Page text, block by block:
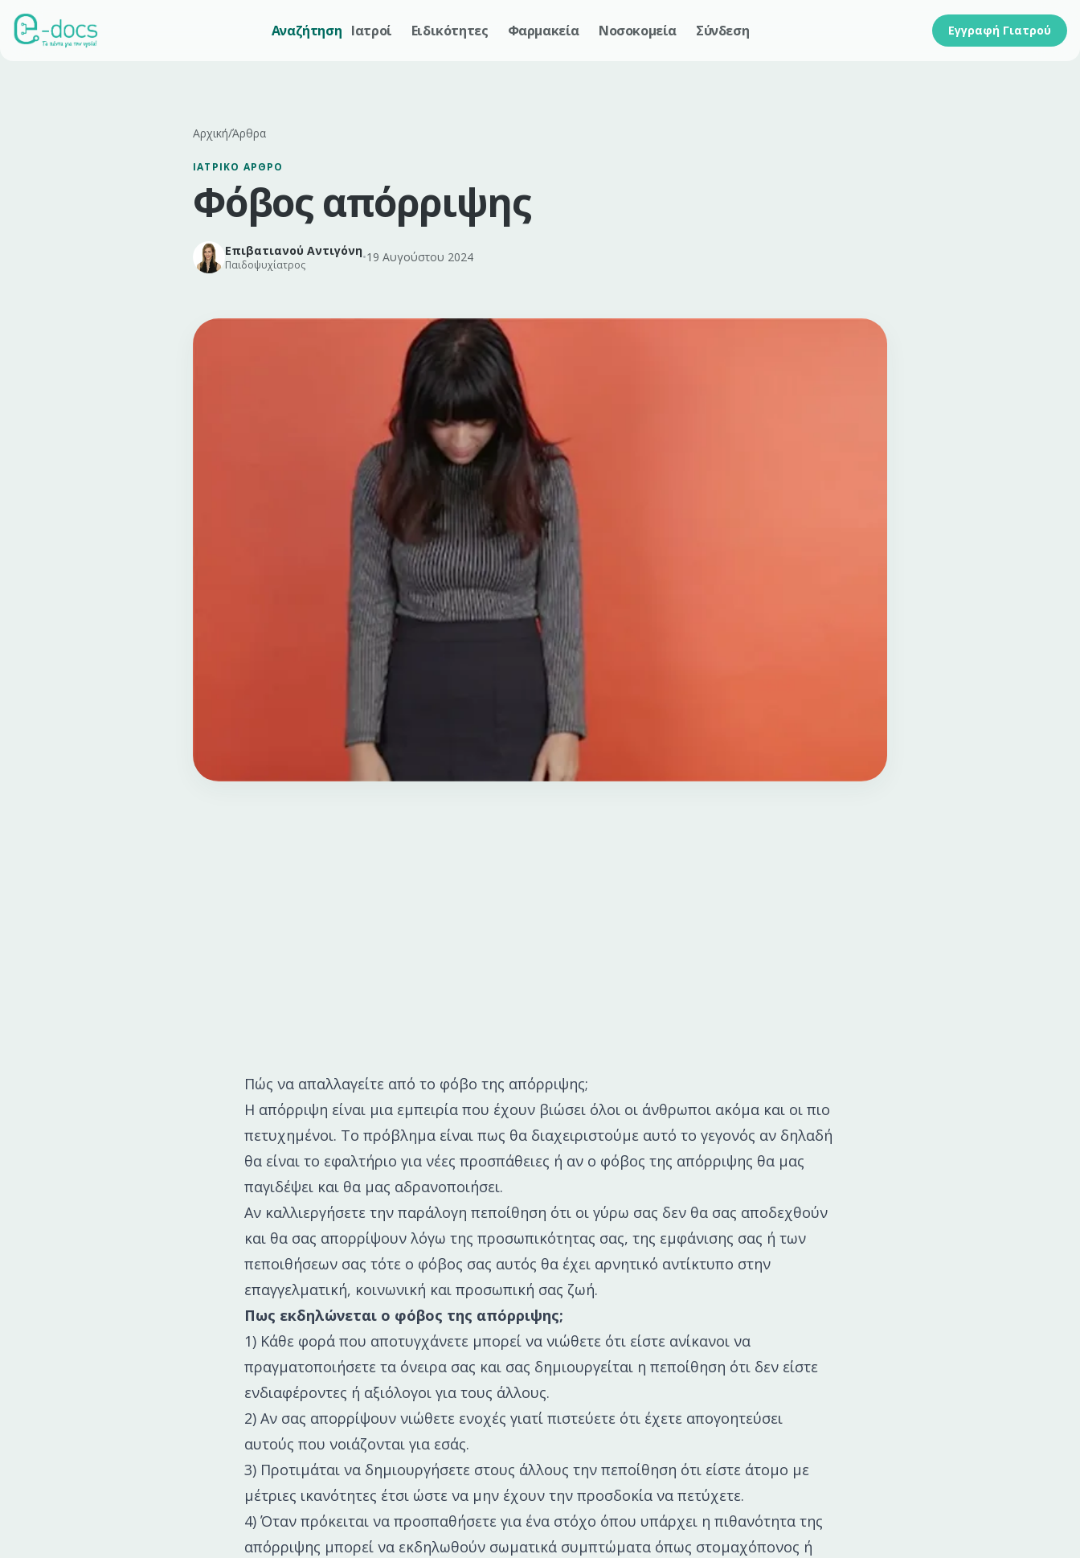
Αναζήτηση Ιατροί Ειδικότητες Φαρμακεία Νοσοκομεία Σύνδεση Εγγραφή Γιατρού
Αρχική/Άρθρα
ΙΑΤΡΙΚΌ ΆΡΘΡΟ
Φόβος απόρριψης
Επιβατιανού Αντιγόνη
Παιδοψυχίατρος
•19 Αυγούστου 2024
Πώς να απαλλαγείτε από το φόβο της απόρριψης;
Η απόρριψη είναι μια εμπειρία που έχουν βιώσει όλοι οι άνθρωποι ακόμα και οι πιο
πετυχημένοι. Το πρόβλημα είναι πως θα διαχειριστούμε αυτό το γεγονός αν δηλαδή
θα είναι το εφαλτήριο για νέες προσπάθειες ή αν ο φόβος της απόρριψης θα μας
παγιδέψει και θα μας αδρανοποιήσει.
Αν καλλιεργήσετε την παράλογη πεποίθηση ότι οι γύρω σας δεν θα σας αποδεχθούν
και θα σας απορρίψουν λόγω της προσωπικότητας σας, της εμφάνισης σας ή των
πεποιθήσεων σας τότε ο φόβος σας αυτός θα έχει αρνητικό αντίκτυπο στην
επαγγελματική, κοινωνική και προσωπική σας ζωή.
Πως εκδηλώνεται ο φόβος της απόρριψης;
1) Κάθε φορά που αποτυγχάνετε μπορεί να νιώθετε ότι είστε ανίκανοι να
πραγματοποιήσετε τα όνειρα σας και σας δημιουργείται η πεποίθηση ότι δεν είστε
ενδιαφέροντες ή αξιόλογοι για τους άλλους.
2) Αν σας απορρίψουν νιώθετε ενοχές γιατί πιστεύετε ότι έχετε απογοητεύσει
αυτούς που νοιάζονται για εσάς.
3) Προτιμάται να δημιουργήσετε στους άλλους την πεποίθηση ότι είστε άτομο με
μέτριες ικανότητες έτσι ώστε να μην έχουν την προσδοκία να πετύχετε.
4) Όταν πρόκειται να προσπαθήσετε για ένα στόχο όπου υπάρχει η πιθανότητα της
απόρριψης μπορεί να εκδηλωθούν σωματικά συμπτώματα όπως στομαχόπονος ή